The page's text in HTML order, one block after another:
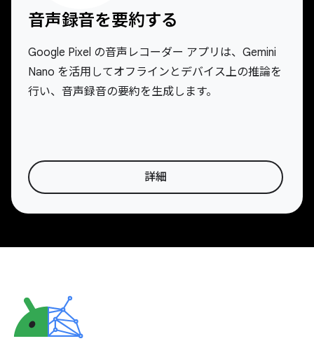
音声録音を要約する
Google Pixel の音声レコーダー アプリは、Gemini
Nano を活用してオフラインとデバイス上の推論を
行い、音声録音の要約を生成します。
詳細